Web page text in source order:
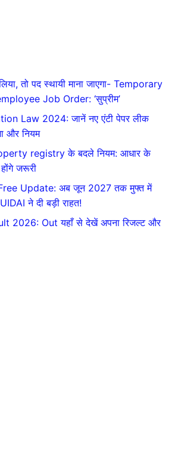
तो पद स्थायी माना जाएगा- Temporary
Job Order: ‘सुप्रीम’
Law 2024: जानें नए एंटी पेपर लीक
और नियम
registry के बदले नियम: आधार के
जरूरी
Update: अब जून 2027 तक मुफ्त में
ने दी बड़ी राहत!
2026: Out यहाँ से देखें अपना रिजल्ट और